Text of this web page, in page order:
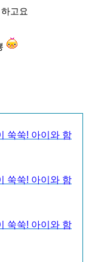
고요
쑥쑥! 아이와 함
쑥쑥! 아이와 함
쑥쑥! 아이와 함